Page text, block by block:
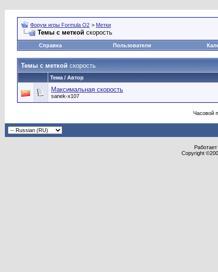
Форум игры Formula O2 > Метки
Темы с меткой скорость
Справка Пользователи
Темы с меткой скорость
Тема / Автор
Максимальная скорость
sanek-x107
Часовой
Copyright